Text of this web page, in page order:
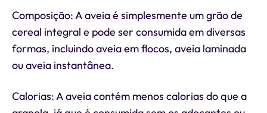
Composição: A aveia é simplesmente um grão de
cereal integral e pode ser consumida em diversas
formas, incluindo aveia em flocos, aveia laminada
ou aveia instantânea.
Calorias: A aveia contém menos calorias do que a